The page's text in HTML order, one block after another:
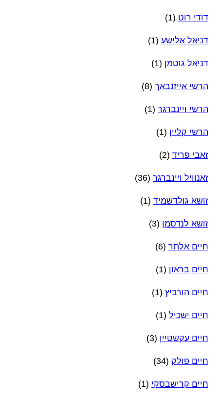
דודי רוט (1)
דניאל אלישע (1)
דניאל גוטמן (1)
הרשי אייזנבאך (8)
הרשי ויינברגר (1)
הרשי קליין (1)
זאבי פריד (2)
זאנוויל ויינברגר (36)
זושא גולדשמיד (1)
זושא לנדסמן (3)
חיים אלתר (6)
חיים בראון (1)
חיים הורביץ (1)
חיים ישכיל (1)
חיים עקשטיין (3)
חיים פולק (34)
חיים קרישבסקי (1)